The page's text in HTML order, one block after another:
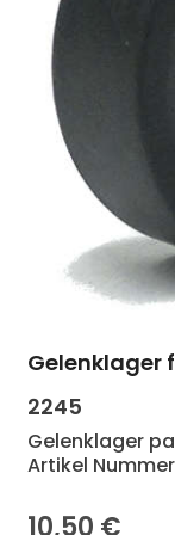
Wert
Produkt
Gelenklager
2245
Gelenklager
Artikel
Regulärer Preis:
10,50 €